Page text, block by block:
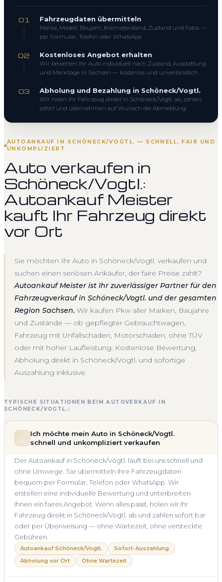
AUTOANKAUF IN SCHÖNECK/VOGTL. — SCHNELL, FAIR UND
UNKOMPLIZIERT
Auto verkaufen in
Schöneck/Vogtl.:
Autoankauf Meister
kauft Ihr Fahrzeug direkt
vor Ort
Sie möchten Ihr Auto in Schöneck/Vogtl. verkaufen und
suchen einen seriösen Ankäufer, der faire Preise zahlt?
Autoankauf Meister ist Ihr zuverlässiger Partner für den
Fahrzeugverkauf in Schöneck/Vogtl. und der gesamten
Region Sachsen. Wir kaufen Pkw aller Marken, Baujahre
und Zustände — ob gepflegter Gebrauchtwagen,
Fahrzeug mit Unfallschaden, Motorschaden, ohne TÜV
oder mit hoher Laufleistung. Kostenlose Bewertung,
Abholung direkt in Schöneck/Vogtl. und sofortige
Auszahlung inklusive.
TYPISCHE SITUATIONEN BEIM AUTOVERKAUF IN
SCHÖNECK/VOGTL.:
Ich möchte mein Auto in Schöneck/Vogtl.
schnell und unkompliziert verkaufen
Der Autoankauf in Schöneck/Vogtl. läuft bei uns schnell und
ohne Umwege. Sie übermitteln Ihre Fahrzeugdaten
bequem per Formular, Telefon oder WhatsApp. Wir
erstellen eine individuelle Bewertung und unterbreiten
Ihnen ein faires Angebot. Wenn alles passt, holen wir Ihr
Fahrzeug direkt in Schöneck/Vogtl. ab und zahlen sofort bar
oder per Überweisung — ohne Wartezeit, ohne versteckte
Gebühren.
Autoankauf Schöneck/Vogtl.
Sofort-Auszahlung
Abholung vor Ort
Ohne Wartezeit
01 Fahrzeugdaten übermitteln
Marke, Modell, Baujahr, Kilometerstand, Zustand und Fotos —
per Formular, Telefon oder WhatsApp
02 Kostenloses Angebot erhalten
Wir bewerten Ihr Auto individuell nach Zustand, Ausstattung
und Marktlage in Sachsen — kostenlos und unverbindlich
03 Abholung und Bezahlung in Schöneck/Vogtl.
Wir holen Ihr Fahrzeug direkt in Schöneck/Vogtl. ab, zahlen
sofort und übernehmen auf Wunsch die Abmeldung